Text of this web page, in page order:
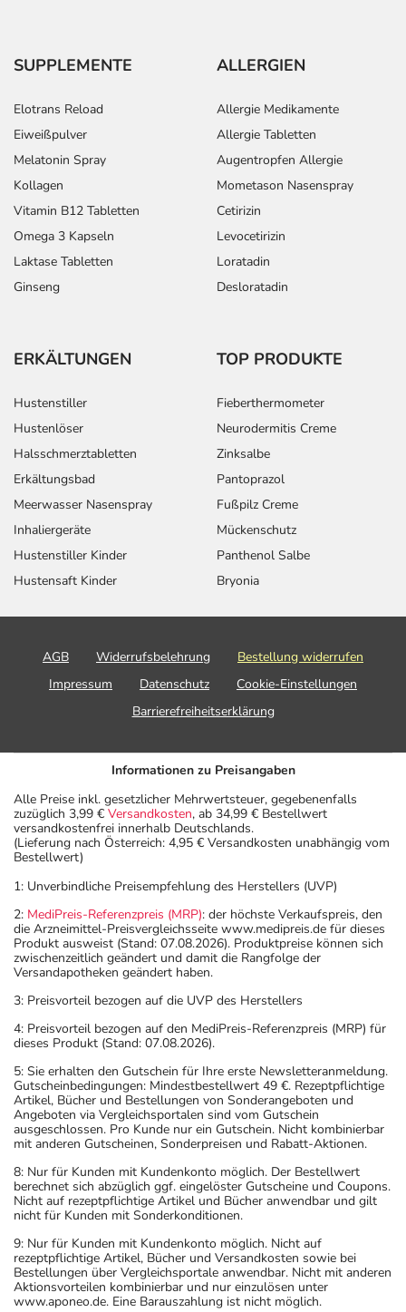
SUPPLEMENTE
Elotrans Reload
Eiweißpulver
Melatonin Spray
Kollagen
Vitamin B12 Tabletten
Omega 3 Kapseln
Laktase Tabletten
Ginseng
ALLERGIEN
Allergie Medikamente
Allergie Tabletten
Augentropfen Allergie
Mometason Nasenspray
Cetirizin
Levocetirizin
Loratadin
Desloratadin
ERKÄLTUNGEN
Hustenstiller
Hustenlöser
Halsschmerztabletten
Erkältungsbad
Meerwasser Nasenspray
Inhaliergeräte
Hustenstiller Kinder
Hustensaft Kinder
TOP PRODUKTE
Fieberthermometer
Neurodermitis Creme
Zinksalbe
Pantoprazol
Fußpilz Creme
Mückenschutz
Panthenol Salbe
Bryonia
AGB Widerrufsbelehrung
Bestellung widerrufen
Impressum
Datenschutz
Cookie-Einstellungen
Barrierefreiheitserklärung
Informationen zu Preisangaben
Alle Preise inkl. gesetzlicher Mehrwertsteuer, gegebenenfalls
zuzüglich 3,99 € Versandkosten, ab 34,99 € Bestellwert
versandkostenfrei innerhalb Deutschlands.
(Lieferung nach Österreich: 4,95 € Versandkosten unabhängig vom
Bestellwert)
1: Unverbindliche Preisempfehlung des Herstellers (UVP)
2: MediPreis-Referenzpreis (MRP): der höchste Verkaufspreis, den
die Arzneimittel-Preisvergleichsseite www.medipreis.de für dieses
Produkt ausweist (Stand: 07.08.2026). Produktpreise können sich
zwischenzeitlich geändert und damit die Rangfolge der
Versandapotheken geändert haben.
3: Preisvorteil bezogen auf die UVP des Herstellers
4: Preisvorteil bezogen auf den MediPreis-Referenzpreis (MRP) für
dieses Produkt (Stand: 07.08.2026).
5: Sie erhalten den Gutschein für Ihre erste Newsletteranmeldung.
Gutscheinbedingungen: Mindestbestellwert 49 €. Rezeptpflichtige
Artikel, Bücher und Bestellungen von Sonderangeboten und
Angeboten via Vergleichsportalen sind vom Gutschein
ausgeschlossen. Pro Kunde nur ein Gutschein. Nicht kombinierbar
mit anderen Gutscheinen, Sonderpreisen und Rabatt-Aktionen.
8: Nur für Kunden mit Kundenkonto möglich. Der Bestellwert
berechnet sich abzüglich ggf. eingelöster Gutscheine und Coupons.
Nicht auf rezeptpflichtige Artikel und Bücher anwendbar und gilt
nicht für Kunden mit Sonderkonditionen.
9: Nur für Kunden mit Kundenkonto möglich. Nicht auf
rezeptpflichtige Artikel, Bücher und Versandkosten sowie bei
Bestellungen über Vergleichsportale anwendbar. Nicht mit anderen
Aktionsvorteilen kombinierbar und nur einzulösen unter
www.aponeo.de. Eine Barauszahlung ist nicht möglich.